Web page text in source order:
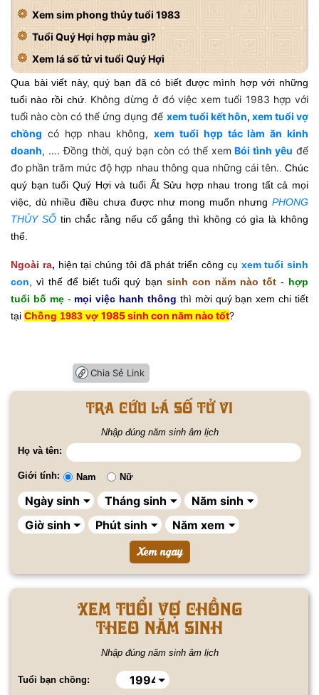
Xem sim phong thủy tuổi 1983
Tuổi Quý Hợi hợp màu gì?
Xem lá số tử vi tuổi Quý Hợi
Qua bài viết này, quý bạn đã có biết được mình hợp với những
tuổi nào rồi chứ. Không dừng ở đó việc xem tuổi 1983 hợp với
tuổi nào còn có thể ứng dụng để xem tuổi kết hôn, xem tuổi vợ
chồng có hợp nhau không,xem tuổi hợp tác làm ăn kinh
doanh, …. Đồng thời, quý bạn còn có thể xemBói tình yêu để
đo phần trăm mức độ hợp nhau thông qua những cái tên.. Chúc
quý bạn tuổi Quý Hợi và tuổi Ất Sửu hợp nhau trong tất cả mọi
việc, dù nhiều điều chưa được như mong muốn nhưng PHONG
THỦY SỐtin chắc rằng nếu cố gắng thì không có gìa là không
thể.
Ngoài ra, hiện tại chúng tôi đã phát triển công cụ xem tuổi sinh
con, vì thế để biết tuổi quý bạn sinh con năm nào tốt- hợp
tuổi bố mẹ- mọi việc hanh thông thì mời quý bạn xem chi tiết
tại Chồng 1983 vợ 1985 sinh con năm nào tốt?
Chia Sẻ Link
Tra cứu lá số tử vi
Nhập đúng năm sinh âm lịch
Họ và tên:
Giới tính: Nam Nữ
Xem tuổi vợ chồng
theo năm sinh
Nhập đúng năm sinh âm lịch
Tuổi bạn chồng: